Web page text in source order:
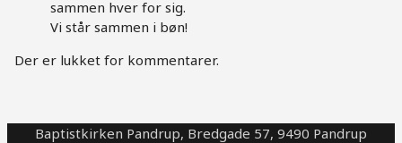
sammen hver for sig.
Vi står sammen i bøn!
Der er lukket for kommentarer.
Baptistkirken Pandrup, Bredgade 57, 9490 Pandrup